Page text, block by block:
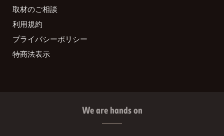
取材のご相談
利用規約
プライバシーポリシー
特商法表示
We are hands on